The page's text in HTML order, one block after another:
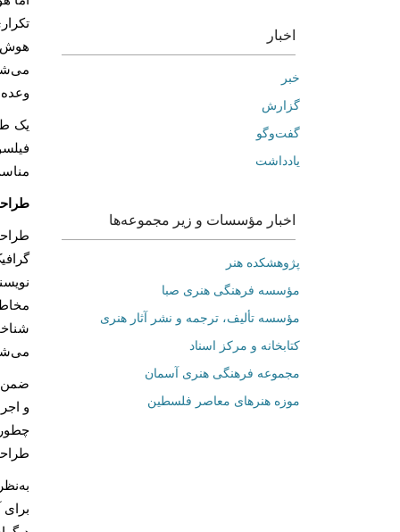
هوش
یک
ضمن
و
چطور
اخبار
خبر
گزارش
گفت‌وگو
یادداشت
اخبار مؤسسات و زیر مجموعه‌ها
پژوهشکده هنر
مؤسسه فرهنگی هنری صبا
مؤسسه تألیف، ترجمه و نشر آثار هنری
کتابخانه و مرکز اسناد
مجموعه فرهنگی هنری آسمان
موزه هنرهای‌ معاصر فلسطین